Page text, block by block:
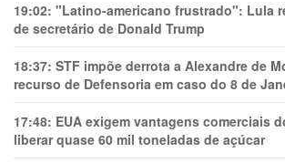
19:02: "Latino-americano frustrado": Lula
de secretário de Donald Trump
18:37: STF impõe derrota a Alexandre de
recurso de Defensoria em caso do 8 de
17:48: EUA exigem vantagens comerciais
liberar quase 60 mil toneladas de açúcar